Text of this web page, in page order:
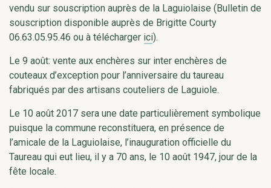
vendu sur souscription auprès de la Laguiolaise (Bulletin de
souscription disponible auprès de Brigitte Courty
06.63.05.95.46 ou à télécharger ici).
Le 9 août: vente aux enchères sur inter enchères de
couteaux d’exception pour l’anniversaire du taureau
fabriqués par des artisans couteliers de Laguiole.
Le 10 août 2017 sera une date particulièrement symbolique
puisque la commune reconstituera, en présence de
l’amicale de la Laguiolaise, l’inauguration officielle du
Taureau qui eut lieu, il y a 70 ans, le 10 août 1947, jour de la
fête locale.